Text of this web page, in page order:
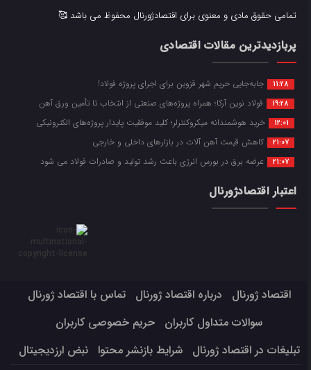
تمامی حقوق مادی و معنوی برای اقتصادژورنال محفوظ می باشد 🥰
پربازدیدترین مقالات اقتصادی
11:28 جابه‌جایی حریم شهر قزوین برای اجرای پروژه فولاد!
19:28 فولاد نوین آرکا؛ همراه پروژه‌های صنعتی از انتخاب تا تأمین ورق آهن
12:01 خرید هوشمندانه میکروکنترلر؛ کلید موفقیت پایدار پروژه‌های الکترونیکی
21:07 کاهش قیمت آهن آلات در بازارهای داخلی و خارجی
21:07 عرضه برق در بورس انرژی باعث رشد تولید و صادرات فولاد می شود
اعتبار اقتصادژورنال
اقتصاد ژورنال درباره اقتصاد ژورنال
تماس با اقتصاد ژورنال
سوالات متداول کاربران
حریم خصوصی کاربران
تبلیغات در اقتصاد ژورنال
شرایط بازنشر محتوا نبض ارزدیجیتال